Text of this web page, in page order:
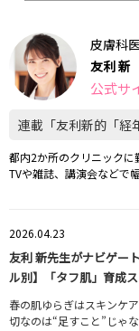
皮膚科
友利 新
公式サ
連載「友利新的「経
都内2か所のクリニックに
TVや雑誌、講演会などで
2026.04.23
友利 新先生がナビゲー
ル別】「タフ肌」育成
春の肌ゆらぎはスキンケ
切なのは“足すこと”じゃ